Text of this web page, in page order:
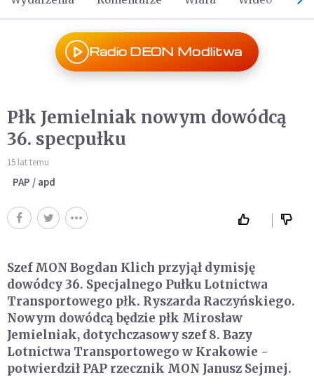
Radio DEON Modlitwa
Płk Jemielniak nowym dowódcą
36. specpułku
15 lat temu
PAP / apd
Szef MON Bogdan Klich przyjął dymisję
dowódcy 36. Specjalnego Pułku Lotnictwa
Transportowego płk. Ryszarda Raczyńskiego.
Nowym dowódcą będzie płk Mirosław
Jemielniak, dotychczasowy szef 8. Bazy
Lotnictwa Transportowego w Krakowie -
potwierdził PAP rzecznik MON Janusz Sejmej.